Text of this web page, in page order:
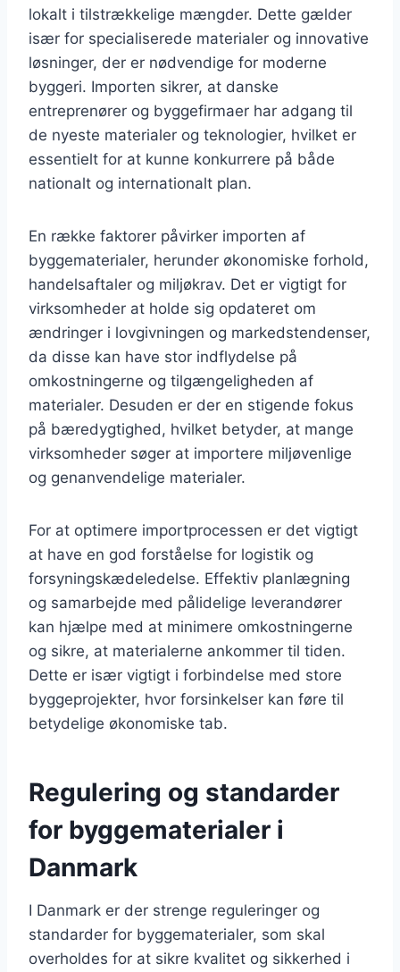
lokalt i tilstrækkelige mængder. Dette gælder
især for specialiserede materialer og innovative
løsninger, der er nødvendige for moderne
byggeri. Importen sikrer, at danske
entreprenører og byggefirmaer har adgang til
de nyeste materialer og teknologier, hvilket er
essentielt for at kunne konkurrere på både
nationalt og internationalt plan.
En række faktorer påvirker importen af
byggematerialer, herunder økonomiske forhold,
handelsaftaler og miljøkrav. Det er vigtigt for
virksomheder at holde sig opdateret om
ændringer i lovgivningen og markedstendenser,
da disse kan have stor indflydelse på
omkostningerne og tilgængeligheden af
materialer. Desuden er der en stigende fokus
på bæredygtighed, hvilket betyder, at mange
virksomheder søger at importere miljøvenlige
og genanvendelige materialer.
For at optimere importprocessen er det vigtigt
at have en god forståelse for logistik og
forsyningskædeledelse. Effektiv planlægning
og samarbejde med pålidelige leverandører
kan hjælpe med at minimere omkostningerne
og sikre, at materialerne ankommer til tiden.
Dette er især vigtigt i forbindelse med store
byggeprojekter, hvor forsinkelser kan føre til
betydelige økonomiske tab.
Regulering og standarder
for byggematerialer i
Danmark
I Danmark er der strenge reguleringer og
standarder for byggematerialer, som skal
overholdes for at sikre kvalitet og sikkerhed i